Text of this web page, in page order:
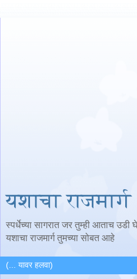
यशाचा राजमार्ग
स्पर्धेच्या सागरात जर तुम्ही आताच
यशाचा राजमार्ग तुमच्या सोबत आहे